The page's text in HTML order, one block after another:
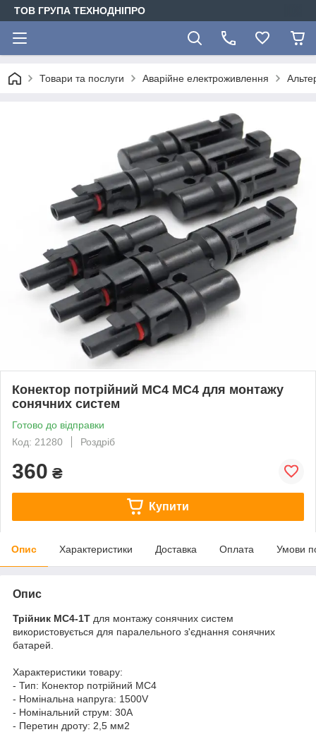
ТОВ ГРУПА ТЕХНОДНІПРО
Товари та послуги Аварійне електроживлення
Конектор потрійний МС4 MC4 для монтажу
сонячних систем
Готово до відправки
Код: 21280
Роздріб
360 ₴
Купити
Опис Характеристики Доставка Оплата Умови
Опис
Трійник MC4-1T для монтажу сонячних систем
використовується для паралельного з'єднання сонячних
батарей.
Характеристики товару:
- Тип: Конектор потрійний MC4
- Номінальна напруга: 1500V
- Номінальний струм: 30A
- Перетин дроту: 2,5 мм2